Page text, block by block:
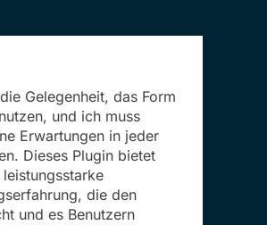
Gelegenheit, das Form
und ich muss
Erwartungen in jeder
Dieses Plugin bietet
die den
und es Benutzern